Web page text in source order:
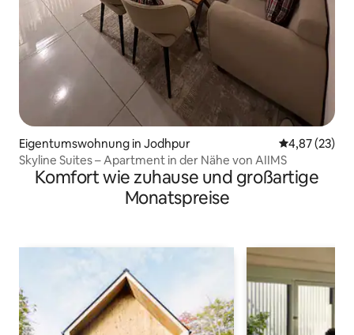
Eigentumswohnung in Jodhpur
4,87 (23)
Skyline Suites – Apartment in der Nähe von AIIMS
Komfort wie zuhause und großartige
Monatspreise